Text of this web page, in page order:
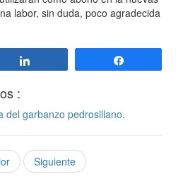
labor, sin duda, poco agradecida
:
del garbanzo pedrosillano.
Siguiente